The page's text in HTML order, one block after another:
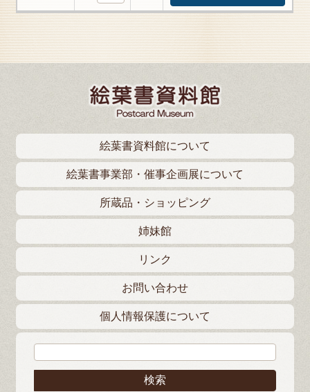
絵葉書資料館について
絵葉書事業部・催事企画展について
所蔵品・ショッピング
姉妹館
リンク
お問い合わせ
個人情報保護について